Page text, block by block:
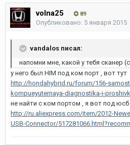
volna25 89
Опубликовано: 5 января 2015
vandalos писал:
напомни мне, какой у тебя сканер
у него был HIM под ком порт , вот тут
http://hondahybrid.ru/forum/156-
kompueyuternaya-diagnostika-i-
не найти с ком портом , я вот под юсб
http://ru.aliexpress.com/item/2012-
USB-Connector/